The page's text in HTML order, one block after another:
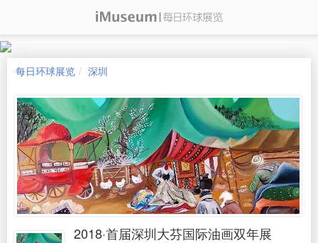
每日环球展览 深圳
2018·首届深圳大芬国际油画双年展